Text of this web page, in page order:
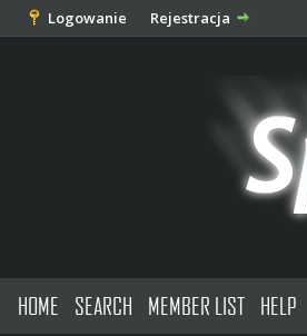
Logowanie Rejestracja
HOME SEARCH MEMBER LIST HELP